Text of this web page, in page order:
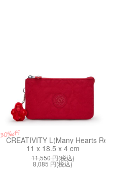
30%off
CREATIVITY L(Many Hearts
11 x 18.5 x 4 cm
11,550円(税込)
8,085 円(税込)